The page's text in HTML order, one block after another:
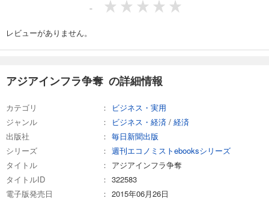
-
レビューがありません。
アジアインフラ争奪 の詳細情報
カテゴリ
ビジネス・実用
ジャンル
ビジネス・経済 / 経済
出版社
毎日新聞出版
シリーズ
週刊エコノミストebooksシリーズ
タイトル
アジアインフラ争奪
タイトルID
322583
電子版発売日
2015年06月26日